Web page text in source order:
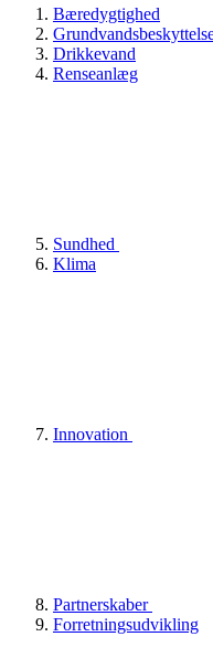
Bæredygtighed
Drikkevand
Renseanlæg
Sundhed
Klima
Innovation
Partnerskaber
Forretningsudvikling